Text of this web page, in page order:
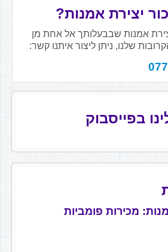
יצירת אמנות?
אמנות שבבעלותך אל אחת מן
שלנו, ניתן ליצור איתנו קשר:
בפייסבוק
מכירות פומביות